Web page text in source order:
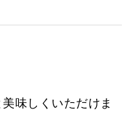
味しくいただけま